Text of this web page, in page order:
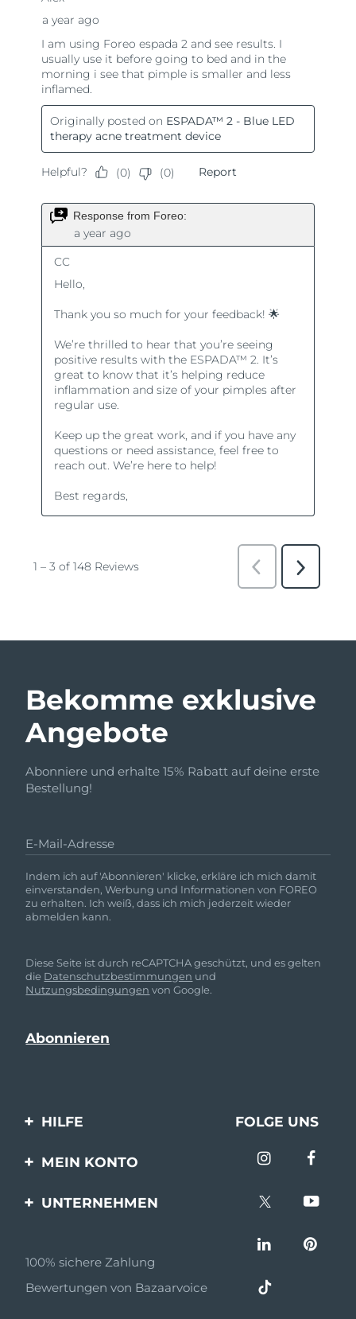
Bekomme exklusive
Angebote
Abonniere und erhalte 15% Rabatt auf deine erste
Bestellung!
E-Mail-Adresse
Indem ich auf 'Abonnieren' klicke, erkläre ich mich damit
einverstanden, Werbung und Informationen von FOREO
zu erhalten. Ich weiß, dass ich mich jederzeit wieder
abmelden kann.
Diese Seite ist durch reCAPTCHA geschützt, und es gelten
die Datenschutzbestimmungen und
Nutzungsbedingungen von Google.
HILFE
Kontaktiere uns
FOLGE UNS
MEIN KONTO
UNTERNEHMEN
Partnerprogramm
Partner Nachrichten
100% sichere Zahlung
Bewertungen von Bazaarvoice